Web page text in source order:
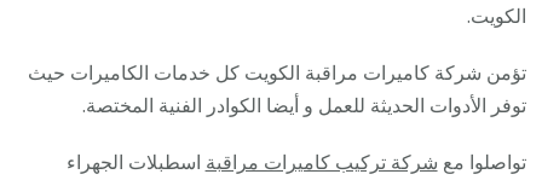
الكويت.
تؤمن شركة كاميرات مراقبة الكويت كل خدمات الكاميرات حيث
توفر الأدوات الحديثة للعمل و أيضا الكوادر الفنية المختصة.
تواصلوا مع شركة تركيب كاميرات مراقبة اسطبلات الجهراء